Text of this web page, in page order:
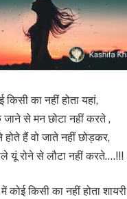
किसी का नहीं होता यहां,
से मन छोटा नहीं करते ,
हैं वो जाते नहीं छोड़कर,
यूं रोने से लौटा नहीं करते….!!!
कोई किसी का नहीं होता शायरी